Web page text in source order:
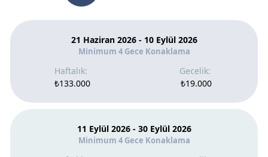
21 Haziran 2026 - 10 Eylül 2026
Minimum 4 Gece Konaklama
₺133.000 ₺19.000
11 Eylül 2026 - 30 Eylül 2026
Minimum 4 Gece Konaklama